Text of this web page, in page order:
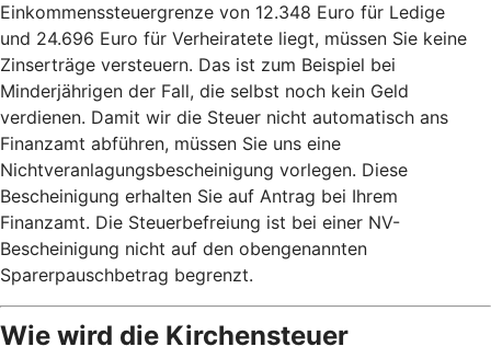
Einkommenssteuergrenze von 12.348 Euro für Ledige
und 24.696 Euro für Verheiratete liegt, müssen Sie keine
Zinserträge versteuern. Das ist zum Beispiel bei
Minderjährigen der Fall, die selbst noch kein Geld
verdienen. Damit wir die Steuer nicht automatisch ans
Finanzamt abführen, müssen Sie uns eine
Nichtveranlagungsbescheinigung vorlegen. Diese
Bescheinigung erhalten Sie auf Antrag bei Ihrem
Finanzamt. Die Steuerbefreiung ist bei einer NV-
Bescheinigung nicht auf den obengenannten
Sparerpauschbetrag begrenzt.
Wie wird die Kirchensteuer